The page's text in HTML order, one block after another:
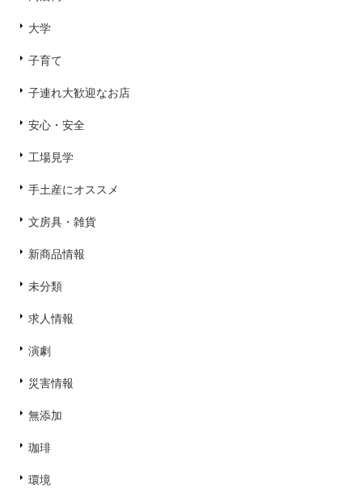
大学
子育て
子連れ大歓迎なお店
安心・安全
工場見学
手土産にオススメ
文房具・雑貨
新商品情報
未分類
求人情報
演劇
災害情報
無添加
珈琲
環境